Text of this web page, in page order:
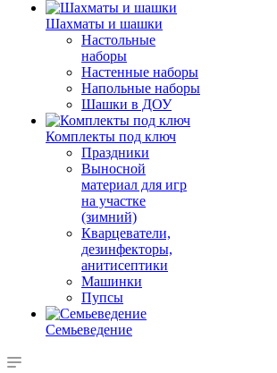
Шахматы и шашки
Настольные
наборы
Настенные наборы
Напольные наборы
Шашки в ДОУ
Комплекты под ключ
Праздники
Выносной
материал для игр
на участке
(зимний)
Кварцеватели,
дезинфекторы,
анитисептики
Машинки
Пупсы
Семьеведение